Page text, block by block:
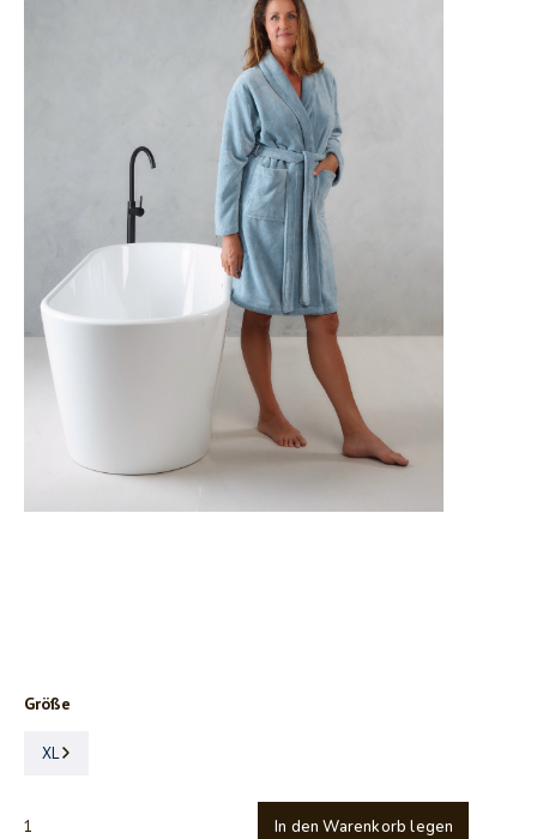
Größe
XL
In den Warenkorb legen